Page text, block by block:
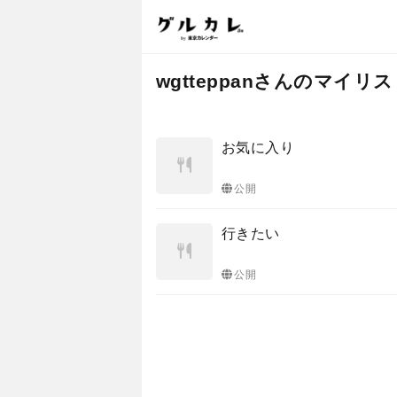
wgtteppanさんのマイリス
お気に入り
公開
行きたい
公開